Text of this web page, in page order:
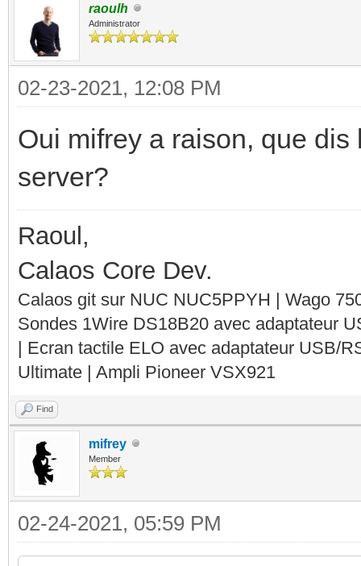
raoulh
Administrator
02-23-2021, 12:08 PM
Oui mifrey a raison, que
server?
Raoul,
Calaos Core Dev.
Calaos git sur NUC NUC5PPYH | Wago
Sondes 1Wire DS18B20 avec adaptateur
| Ecran tactile ELO avec adaptateur USB/
Ultimate | Ampli Pioneer VSX921
Find
mifrey
Member
02-24-2021, 05:59 PM